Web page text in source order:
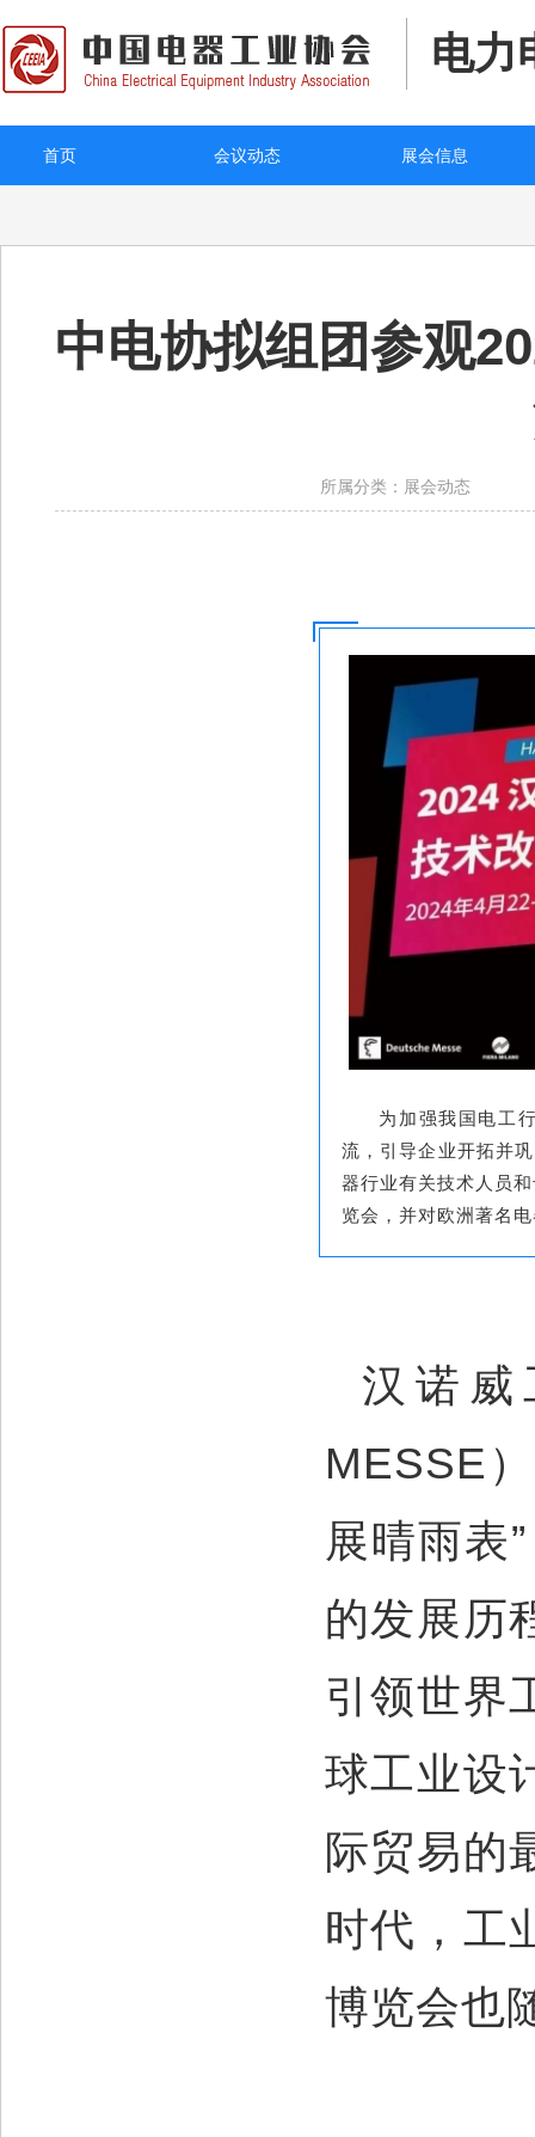
电力
首页 会议动态 展会信息
中电协拟组团参观
所属分类：展会动态
为加强我国电工
流，引导企业开拓并
器行业有关技术人员
览会，并对欧洲著名
汉诺威
MESSE
展晴雨表
的发展历
引领世界
球工业设
际贸易的
时代，工
博览会也